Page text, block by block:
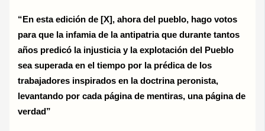
“En esta edición de [X], ahora del pueblo, hago votos
para que la infamia de la antipatria que durante tantos
años predicó la injusticia y la explotación del Pueblo
sea superada en el tiempo por la prédica de los
trabajadores inspirados en la doctrina peronista,
levantando por cada página de mentiras, una página de
verdad”